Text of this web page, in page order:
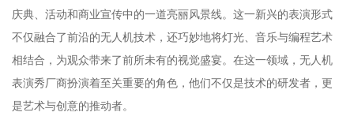
庆典、活动和商业宣传中的一道亮丽风景线。这一新兴的表演形式
不仅融合了前沿的无人机技术，还巧妙地将灯光、音乐与编程艺术
相结合，为观众带来了前所未有的视觉盛宴。在这一领域，无人机
表演秀厂商扮演着至关重要的角色，他们不仅是技术的研发者，更
是艺术与创意的推动者。